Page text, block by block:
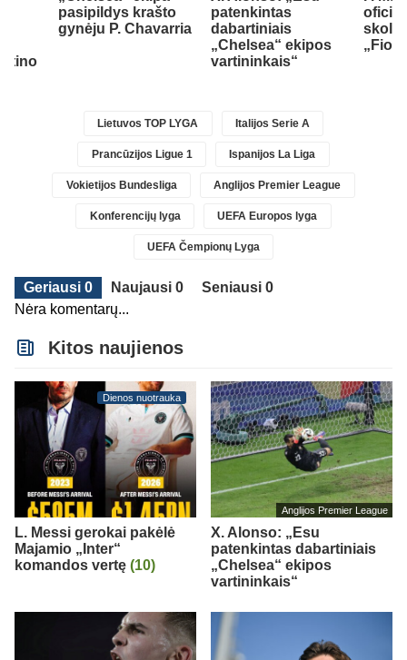
pasipildys krašto
gynėju P. Chavarria
patenkintas
dabartiniais
„Chelsea“ ekipos
vartininkais“
Lietuvos TOP LYGA Italijos Serie A
Prancūzijos Ligue 1 Ispanijos La Liga
Vokietijos Bundesliga Anglijos Premier League
Konferencijų lyga UEFA Europos lyga
UEFA Čempionų Lyga
Geriausi 0 Naujausi 0
Seniausi 0
Nėra komentarų...
Kitos naujienos
Dienos nuotrauka
L. Messi gerokai pakėlė
Majamio „Inter“
komandos vertę (10)
Anglijos Premier League
X. Alonso: „Esu
patenkintas dabartiniais
„Chelsea“ ekipos
vartininkais“